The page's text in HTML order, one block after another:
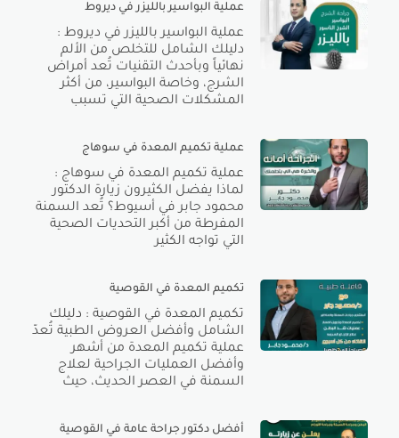
عملية البواسير بالليزر في ديروط
عملية البواسير بالليزر في ديروط :
دليلك الشامل للتخلص من الألم
نهائياً وبأحدث التقنيات تُعد أمراض
الشرج، وخاصة البواسير، من أكثر
المشكلات الصحية التي تسبب
عملية تكميم المعدة في سوهاج
عملية تكميم المعدة في سوهاج :
لماذا يفضل الكثيرون زيارة الدكتور
محمود جابر في أسيوط؟ تُعد السمنة
المفرطة من أكبر التحديات الصحية
التي تواجه الكثير
تكميم المعدة في القوصية
تكميم المعدة في القوصية : دليلك
الشامل وأفضل العروض الطبية تُعدّ
عملية تكميم المعدة من أشهر
وأفضل العمليات الجراحية لعلاج
السمنة في العصر الحديث، حيث
أفضل دكتور جراحة عامة في القوصية